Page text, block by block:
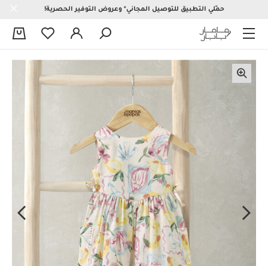
حمّلي التطبيق للتوصيل المجاني* وعروض التوفير الحصرية!